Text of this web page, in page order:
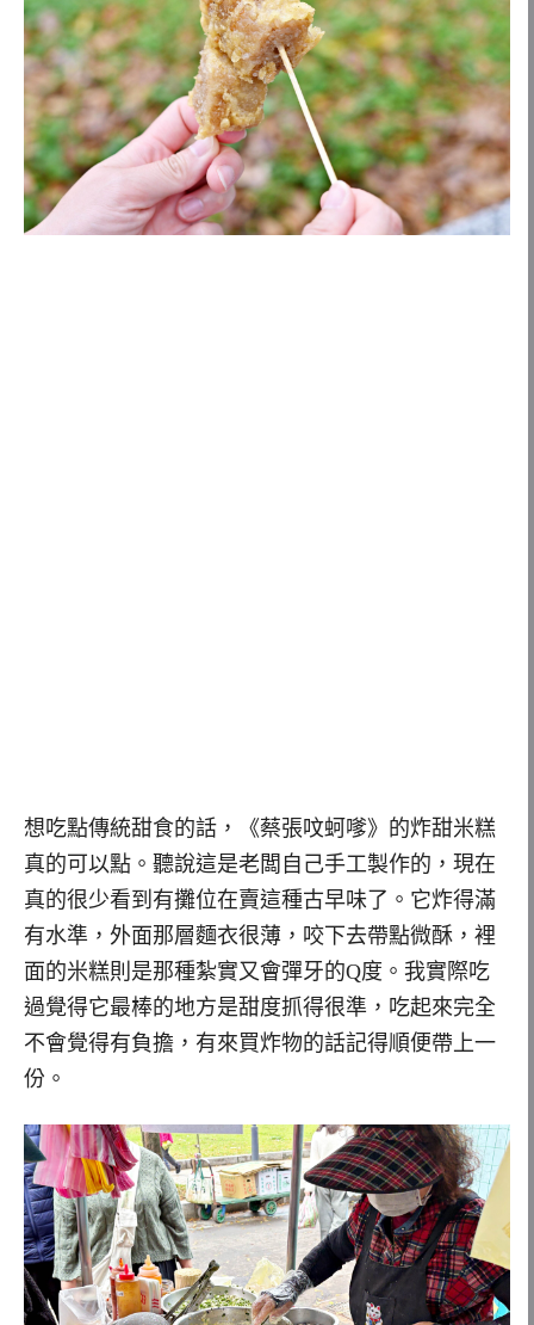
想吃點傳統甜食的話，《蔡張呅蚵嗲》的炸甜米糕
真的可以點。聽說這是老闆自己手工製作的，現在
真的很少看到有攤位在賣這種古早味了。它炸得滿
有水準，外面那層麵衣很薄，咬下去帶點微酥，裡
面的米糕則是那種紮實又會彈牙的Q度。我實際吃
過覺得它最棒的地方是甜度抓得很準，吃起來完全
不會覺得有負擔，有來買炸物的話記得順便帶上一
份。